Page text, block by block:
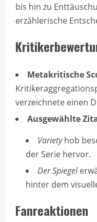
bis hin zu
erzählerische
Metakritische
verzeichnete einen
Ausgewählte
Varietyhob
der Serie hervor.
Der Spiegel
hinter dem
Fanreaktionen